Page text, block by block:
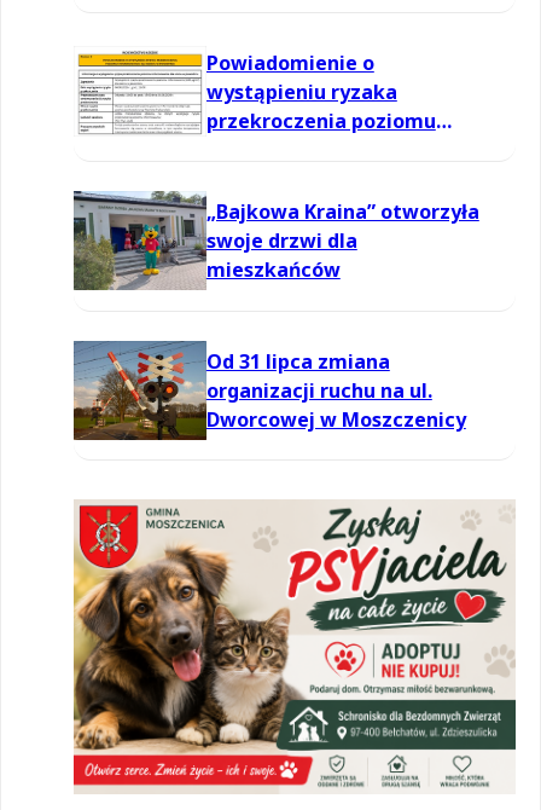
Powiadomienie o
wystąpieniu ryzaka
przekroczenia poziomu
„Bajkowa Kraina” otworzyła
swoje drzwi dla
mieszkańców
Od 31 lipca zmiana
organizacji ruchu na ul.
Dworcowej w Moszczenicy